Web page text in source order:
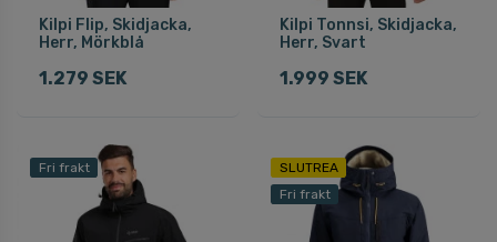
Kilpi Flip, Skidjacka,
Herr, Mörkblå
1.279 SEK
Kilpi Tonnsi, Skidjacka,
Herr, Svart
1.999 SEK
Fri frakt
SLUTREA
Fri frakt